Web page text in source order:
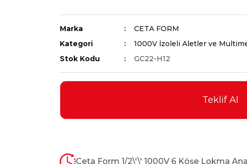
Marka
CETA FORM
Kategori
1000V İzoleli Aletler ve
Stok Kodu
GC22-H12
Teklif Al
Ceta Form 1/2\'\' 1000V 6 Köşe Lokma